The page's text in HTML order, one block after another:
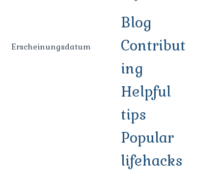
Erscheinungsdatum
Blog
Contribut
ing
Helpful
tips
Popular
lifehacks